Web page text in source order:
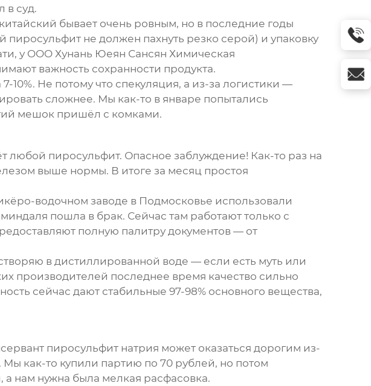
в суд.
бывает очень ровным, но в последние годы
не должен пахнуть резко серой) и упаковку
у OOO Хунань Юеян Сансян Химическая
важность сохранности продукта.
10%. Не потому что спекуляция, а из-за логистики —
сложнее. Мы как-то в январе попытались
мешок пришёл с комками.
любой пиросульфит. Опасное заблуждение! Как-то раз на
выше нормы. В итоге за месяц простоя
водочном заводе в Подмосковье использовали
пошла в брак. Сейчас там работают только с
полную палитру документов — от
в дистиллированной воде — если есть муть или
производителей последнее время качество сильно
сейчас дают стабильные 97-98% основного вещества,
пиросульфит натрия может оказаться дорогим из-
как-то купили партию по 70 рублей, но потом
нам нужна была мелкая расфасовка.